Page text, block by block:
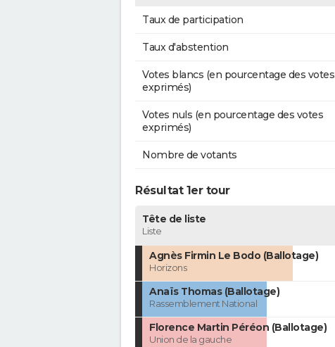
Taux de participation
Taux d'abstention
Votes blancs (en pourcentage des votes
exprimés)
Votes nuls (en pourcentage des votes
exprimés)
Nombre de votants
Résultat 1er tour
Tête de liste
Liste
Agnès Firmin Le Bodo (Ballotage)
Horizons
Anaïs Thomas (Ballotage)
Rassemblement National
Florence Martin Péréon (Ballotage)
Union de la gauche